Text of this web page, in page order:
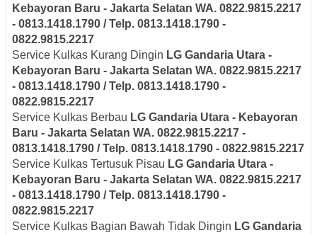
Kebayoran Baru - Jakarta Selatan WA. 0822.9815.2217
- 0813.1418.1790 / Telp. 0813.1418.1790 -
0822.9815.2217
Service Kulkas Kurang Dingin LG Gandaria Utara -
Kebayoran Baru - Jakarta Selatan WA. 0822.9815.2217
- 0813.1418.1790 / Telp. 0813.1418.1790 -
0822.9815.2217
Service Kulkas Berbau LG Gandaria Utara - Kebayoran
Baru - Jakarta Selatan WA. 0822.9815.2217 -
0813.1418.1790 / Telp. 0813.1418.1790 - 0822.9815.2217
Service Kulkas Tertusuk Pisau LG Gandaria Utara -
Kebayoran Baru - Jakarta Selatan WA. 0822.9815.2217
- 0813.1418.1790 / Telp. 0813.1418.1790 -
0822.9815.2217
Service Kulkas Bagian Bawah Tidak Dingin LG Gandaria